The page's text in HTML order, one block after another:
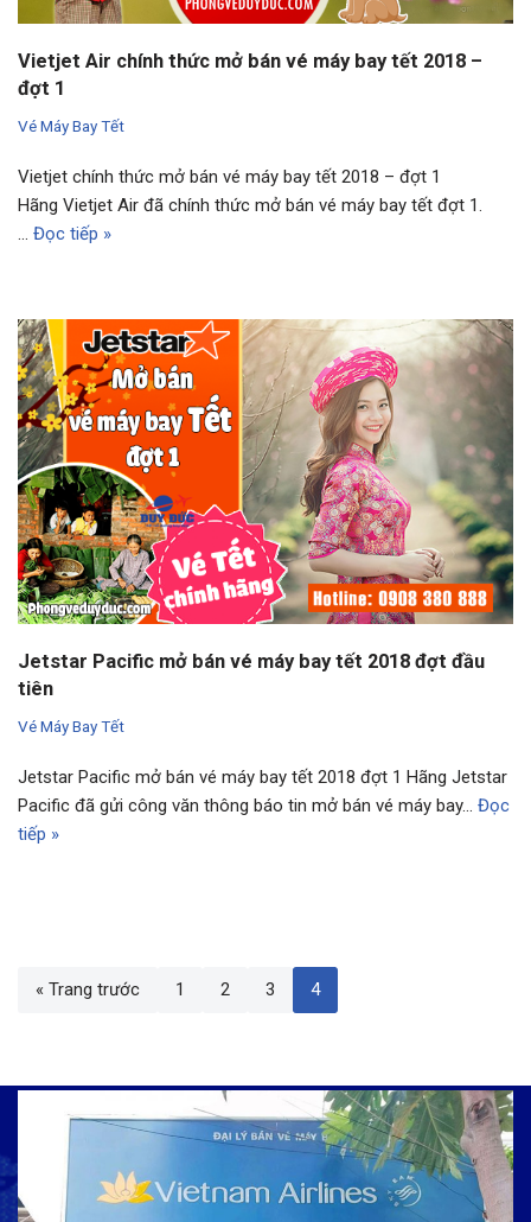
Vietjet Air chính thức mở bán vé máy bay tết 2018 –
đợt 1
Vé Máy Bay Tết
Vietjet chính thức mở bán vé máy bay tết 2018 – đợt 1
Hãng Vietjet Air đã chính thức mở bán vé máy bay tết đợt 1.
… Đọc tiếp »
Jetstar Pacific mở bán vé máy bay tết 2018 đợt đầu
tiên
Vé Máy Bay Tết
Jetstar Pacific mở bán vé máy bay tết 2018 đợt 1 Hãng Jetstar
Pacific đã gửi công văn thông báo tin mở bán vé máy bay… Đọc
tiếp »
« Trang trước 1 2 3 4